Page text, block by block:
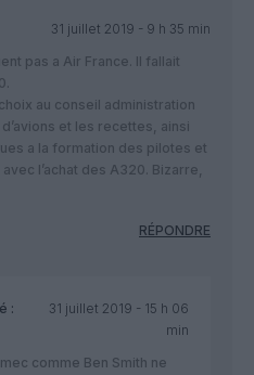
31 juillet 2019 - 9 h 35 min
pas a Air France. Il fallait
au conseil administration
et les recettes, ainsi
a la formation des pilotes et
l’achat des A320. Bizarre,
RÉPONDRE
:
31 juillet 2019 - 15 h 06
min
comme Ben Smith ne